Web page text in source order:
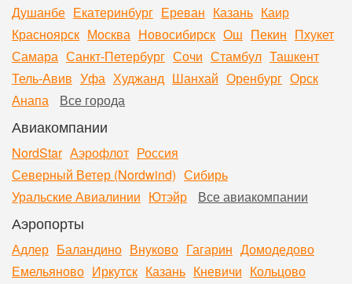
Душанбе Екатеринбург Ереван Казань Каир
Красноярск Москва Новосибирск Ош Пекин Пхукет
Самара Санкт-Петербург Сочи Стамбул Ташкент
Тель-Авив Уфа Худжанд Шанхай Оренбург Орск
Анапа
Все города
Авиакомпании
NordStar Аэрофлот Россия
Северный Ветер (Nordwind) Сибирь
Уральские Авиалинии Ютэйр Все авиакомпании
Аэропорты
Адлер Баландино Внуково Гагарин Домодедово
Емельяново Иркутск Казань Кневичи Кольцово